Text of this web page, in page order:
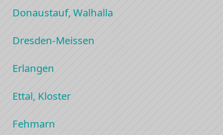
Donaustauf, Walhalla
Dresden-Meissen
Erlangen
Ettal, Kloster
Fehmarn